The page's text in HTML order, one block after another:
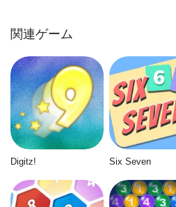
関連ゲーム
Digitz! Six Seven